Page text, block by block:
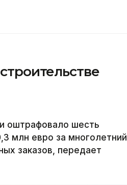
оштрафовало шесть
млн евро за многолетний
заказов, передает